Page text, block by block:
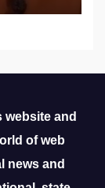
website and
of web
news and